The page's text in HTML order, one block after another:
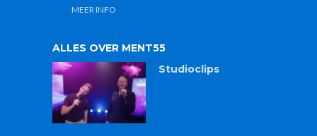
MEER INFO
ALLES OVER MENT55
Studioclips